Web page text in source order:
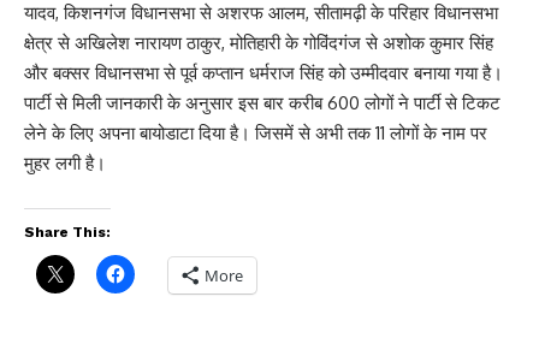
यादव, किशनगंज विधानसभा से अशरफ आलम, सीतामढ़ी के परिहार विधानसभा
क्षेत्र से अखिलेश नारायण ठाकुर, मोतिहारी के गोविंदगंज से अशोक कुमार सिंह
और बक्सर विधानसभा से पूर्व कप्तान धर्मराज सिंह को उम्मीदवार बनाया गया है।
पार्टी से मिली जानकारी के अनुसार इस बार करीब 600 लोगों ने पार्टी से टिकट
लेने के लिए अपना बायोडाटा दिया है। जिसमें से अभी तक 11 लोगों के नाम पर
मुहर लगी है।
Share This:
More